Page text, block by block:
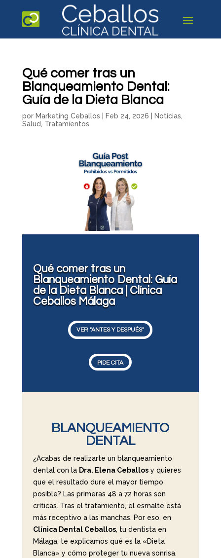
Qué comer tras un
Blanqueamiento Dental:
Guía de la Dieta Blanca
por Marketing Ceballos Feb 24, 2026 Noticias
Salud
Tratamientos
Qué comer tras un
Blanqueamiento Dental: Guía
de la Dieta Blanca | Clínica
Ceballos Málaga
VER "ANTES Y DESPUÉS"
PIDE CITA
BLANQUEAMIENTO
DENTAL
¿Acabas de realizarte un blanqueamiento
dental con la Dra. Elena Ceballos y quieres
que el resultado dure el mayor tiempo
posible? Las primeras 48 a 72 horas son
críticas. Tras el tratamiento, el esmalte está
más receptivo a las manchas. Por eso, en
Clínica Dental Ceballos, tu dentista en
Málaga, te explicamos qué es la «Dieta
Blanca» y cómo proteger tu nueva sonrisa.